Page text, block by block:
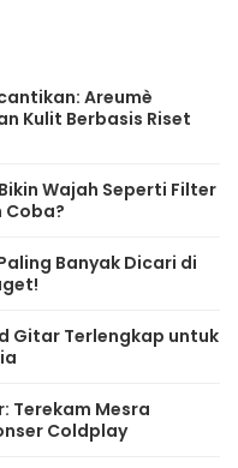
Areumè
Kulit Berbasis Riset
Wajah Seperti Filter
Coba?
Banyak Dicari di
Gitar Terlengkap untuk
Terekam Mesra
Coldplay